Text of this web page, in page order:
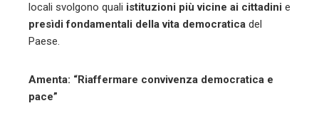
locali svolgono quali istituzioni più vicine ai cittadini e
presìdi fondamentali della vita democratica del
Paese.
Amenta: “Riaffermare convivenza democratica e
pace”